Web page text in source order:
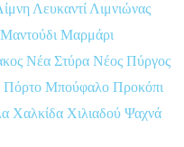
Λευκαντί Λιμνιώνας
Μαντούδι Μαρμάρι
Νέα Στύρα Νέος Πύργος
Πόρτο Μπούφαλο Προκόπι
Χαλκίδα Χιλιαδού Ψαχνά